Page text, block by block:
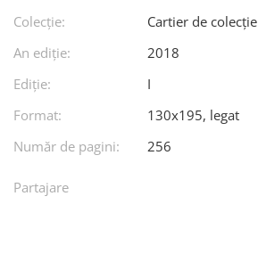
Colecție:
Cartier de colecție
An ediţie:
2018
Ediţie:
I
Format:
130x195, legat
Număr de pagini:
256
Partajare